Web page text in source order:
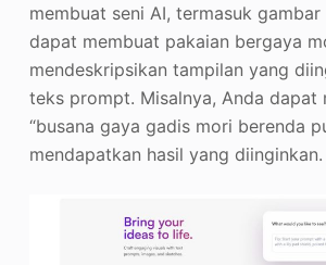
membuat seni AI, termasuk gambar
dapat membuat pakaian bergaya
mendeskripsikan tampilan yang
teks prompt. Misalnya, Anda dapat
“busana gaya gadis mori berenda
mendapatkan hasil yang diinginkan.